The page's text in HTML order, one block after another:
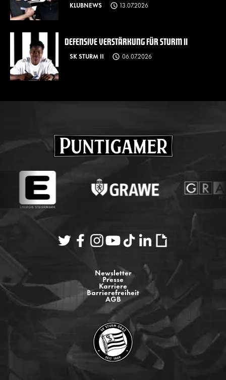
KLUBNEWS 13.07.2026
DEFENSIVE VERSTÄRKUNG FÜR STURM II
SK STURM II 06.07.2026
Newsletter
Presse
Karriere
Barrierefreiheit
AGB